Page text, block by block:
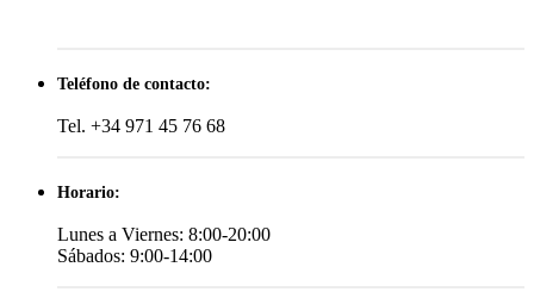
Teléfono de contacto:
Tel. +34 971 45 76 68
Horario:
Lunes a Viernes: 8:00-20:00
Sábados: 9:00-14:00